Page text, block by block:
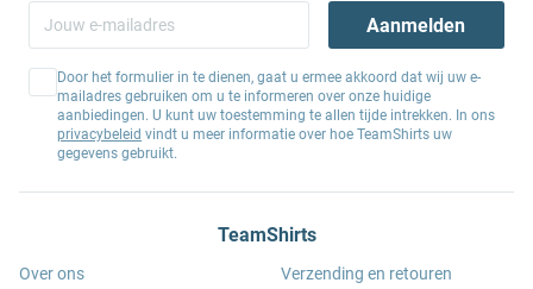
Aanmelden
Door het formulier in te dienen, gaat u ermee akkoord dat wij uw e-
mailadres gebruiken om u te informeren over onze huidige
aanbiedingen. U kunt uw toestemming te allen tijde intrekken. In ons
privacybeleid vindt u meer informatie over hoe TeamShirts uw
gegevens gebruikt.
TeamShirts
Over ons
Verzending en retouren